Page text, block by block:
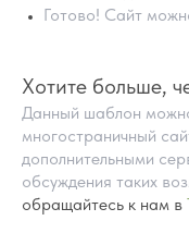
Готово! Сайт
Хотите больше,
Данный шаблон
многостраничный
дополнительными
обсуждения таких
обращайтесь к нам в